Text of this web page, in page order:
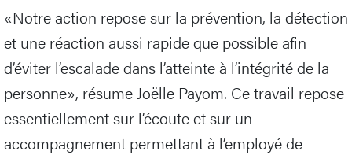
«Notre action repose sur la prévention, la détection
et une réaction aussi rapide que possible afin
d’éviter l’escalade dans l’atteinte à l’intégrité de la
personne», résume Joëlle Payom. Ce travail repose
essentiellement sur l’écoute et sur un
accompagnement permettant à l’employé de